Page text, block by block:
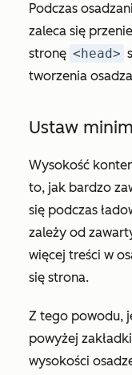
Podczas
zaleca się
stronę <head>
tworzenia
Ustaw
Wysokość
to, jak bardzo
się podczas
zależy od
więcej treści w
się strona.
Z tego powodu,
powyżej
wysokości